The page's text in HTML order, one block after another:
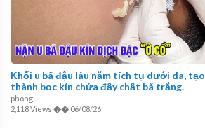
Khối u bã đậu lâu năm tích tụ dưới da, tạo
thành bọc kín chứa đầy chất bã trắng.
phong
2,118 Views �� 06/08/26